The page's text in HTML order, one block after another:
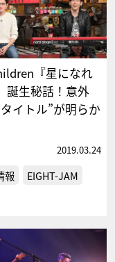
『星になれ
誕生秘話！意外
イトル”が明らか
2019.03.24
報
EIGHT-JAM